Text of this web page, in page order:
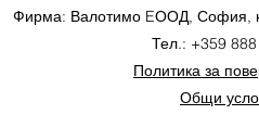
Фирма: Валотимо EООД, София,
Тел.: +359
Политика за
Общи